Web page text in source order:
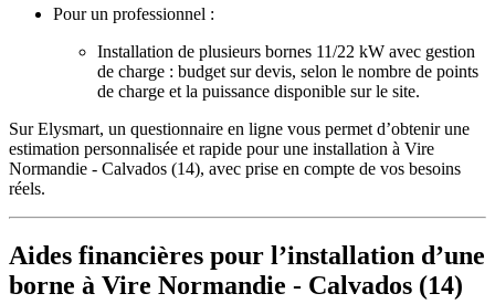
Pour un professionnel :
Installation de plusieurs bornes 11/22 kW avec gestion
de charge : budget sur devis, selon le nombre de points
de charge et la puissance disponible sur le site.
Sur Elysmart, un questionnaire en ligne vous permet d’obtenir une
estimation personnalisée et rapide pour une installation à Vire
Normandie - Calvados (14), avec prise en compte de vos besoins
réels.
Aides financières pour l’installation d’une
borne à Vire Normandie - Calvados (14)